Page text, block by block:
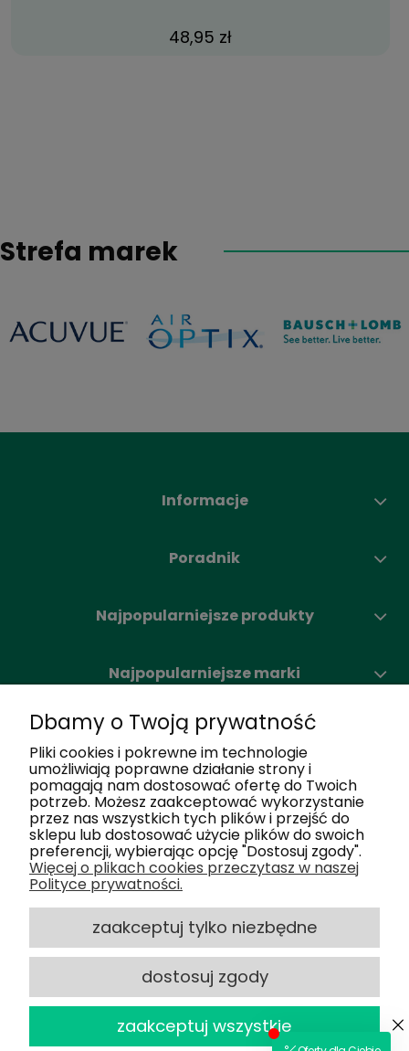
48,95 zł
Strefa marek
Informacje
Poradnik
Najpopularniejsze produkty
Najpopularniejsze marki
Moje konto
Nasze salony
Dlaczego my
Obsługa klienta
2025 © Optiland.pl - Wszelkie Prawa
Sklep internetowy Shoper.pl
powered by
Dbamy o Twoją prywatność
Pliki cookies i pokrewne im technologie
umożliwiają poprawne działanie strony i
pomagają nam dostosować ofertę do Twoich
potrzeb. Możesz zaakceptować wykorzystanie
przez nas wszystkich tych plików i przejść do
sklepu lub dostosować użycie plików do swoich
preferencji, wybierając opcję "Dostosuj zgody".
Więcej o plikach cookies przeczytasz w naszej
Polityce prywatności.
zaakceptuj tylko niezbędne
dostosuj zgody
zaakceptuj wszystkie